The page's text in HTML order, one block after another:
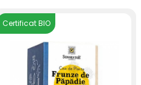
Certificat BIO